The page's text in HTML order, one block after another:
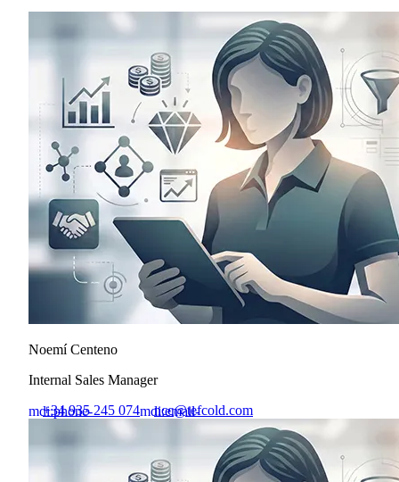
Noemí Centeno
Internal Sales Manager
mdi:phone-
+34 935 245 074mdi:email-
ncc@tefcold.com